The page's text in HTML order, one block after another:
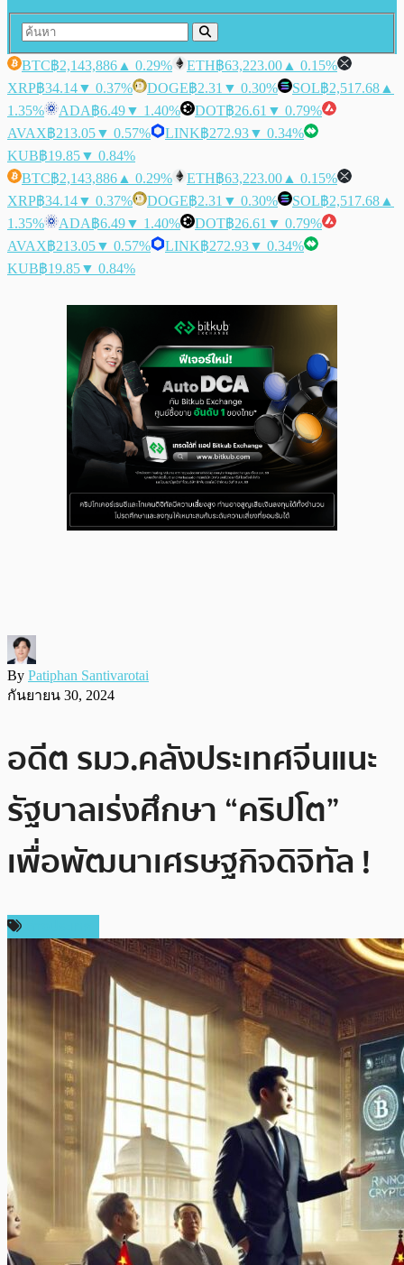
BTC฿2,143,886 ▲ 0.29% ETH฿63,223.00 ▲ 0.15%
XRP฿34.14▼ 0.37% DOGE฿2.31 ▼ 0.30% SOL฿2,517.68 ▲
1.35%
ADA฿6.49▼ 1.40% DOT฿26.61 ▼ 0.79%
AVAX฿213.05▼ 0.57% LINK฿272.93▼ 0.34%
KUB฿19.85▼ 0.84%
BTC฿2,143,886 ▲ 0.29% ETH฿63,223.00 ▲ 0.15%
XRP฿34.14▼ 0.37% DOGE฿2.31 ▼ 0.30% SOL฿2,517.68 ▲
1.35%
ADA฿6.49▼ 1.40% DOT฿26.61 ▼ 0.79%
AVAX฿213.05▼ 0.57% LINK฿272.93▼ 0.34%
KUB฿19.85▼ 0.84%
By Patiphan Santivarotai
กันยายน 30, 2024
อดีต รมว.คลังประเทศจีนแนะ
รัฐบาลเร่งศึกษา “คริปโต”
เพื่อพัฒนาเศรษฐกิจดิจิทัล !